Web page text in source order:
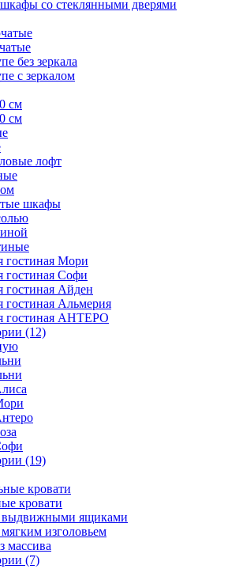
со стеклянными дверями
без зеркала
с зеркалом
см
см
лофт
шкафы
гостиная Мори
гостиная Софи
гостиная Айден
гостиная Альмерия
гостиная АНТЕРО
(12)
(19)
кровати
кровати
выдвижными ящиками
изголовьем
массива
(7)